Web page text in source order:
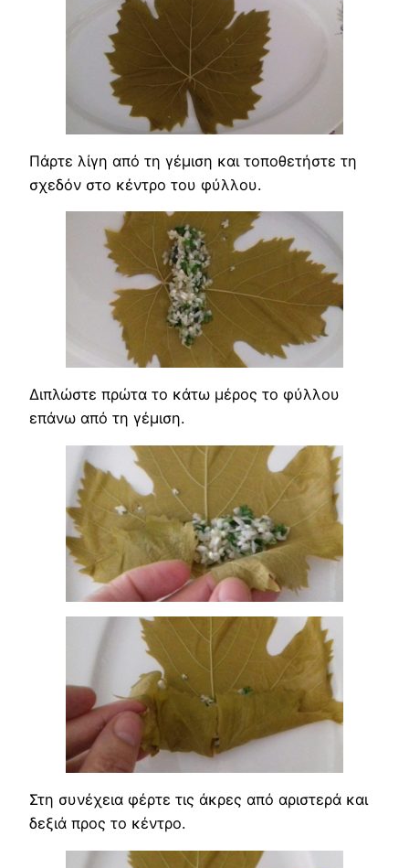
Πάρτε λίγη από τη γέμιση και τοποθετήστε τη
σχεδόν στο κέντρο του φύλλου.
Διπλώστε πρώτα το κάτω μέρος το φύλλου
επάνω από τη γέμιση.
Στη συνέχεια φέρτε τις άκρες από αριστερά και
δεξιά προς το κέντρο.